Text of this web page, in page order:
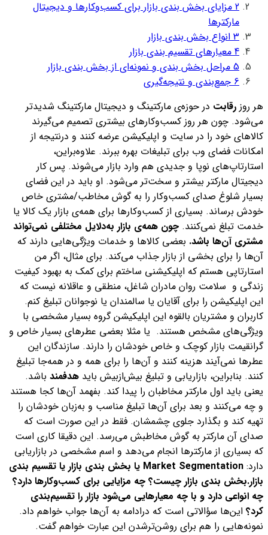
2 مزایای بخش بندی بازار برای کسب‌وکارها و دیجیتال
مارکترها
3 انواع بخش بندی بازار
4 معیارهای تقسیم بندی بازار
5 مراحل بخش بندی و نمونه‌ای از بخش بندی بازار
6 جمع‌بندی و نتیجه‌گیری
هر روز رقابت در حوزه‌ی مارکتینگ و دیجیتال مارکتینگ شدیدتر
می‌شود. چون هر روز کسب‌وکارهای بیشتری تصمیم می‌گیرند
کالاهای خود را در سایت و اپلیکیشن عرضه کنند و درنتیجه از
امکانات فضای وب برای تبلیغات بهره ببرند. علاوه‌براین،
استارتاپ‌‌های نوپا و جدیدی هم وارد بازار می‌شوند. پس کار
دیجیتال مارکتر بیشتر و سخت‌تر می‌شود. او باید در این فضای
بسیار شلوغ صدای کسب‌‌وکار را به گوش مخاطب/مشتری خاص
خودش برساند. بسیاری از کسب‌وکارها برای همه‌ی بازار یک کالا یا
خدمت تبلغ نمی‌کنند. چون همه‌ی بازار به‌دلایل مختلفی نمی‌تواند
مشتری آن‌ها باشد. بعضی کالاها و خدمات ویژگی‌هایی دارند که
آن‌ها را برای بخشی از بازار جذاب می‌کند. برای مثال، اگر من
استارتاپی هستم که اپلیکیشنی ساختم برای کمک به بهبود کیفیت
زندگی و سلامت روان مادران شاغل، منطقی و عاقلانه نیست که
این اپلیکیشن را برای آقایان یا سالمندان یا نوجوانان تبلیغ کنم.
کاربران و مشتریان بالقوه این اپلیکیشن گروه بسیار مشخصی با
ویژگی‌های مشخص هستند. یا مثلا بعضی عطرهای بسیار خاص و
گرانقیمت بازار کوچک و خاص خودشان را دارند. سازندگان این
عطرها نمی‌آیند هزینه کنند و آن‌ها را برای همه و در همه‌جا تبلیغ
کنند. بنابراین، بازاریابی و تبلیغ بیش‌ازبیش باید هدفمند باشد.
یعنی باید اول مارکتر مخاطبان را پیدا کند. بفهمد آن‌ها کجا هستند
و چه می‌کنند و بعد برای آن‌ها تبلیغ مناسب و به‌زبان خودشان را
تهیه کند و بگذارد جلوی چشمشان. فقط در این صورت است که
صدای آن مارکتر به گوش مخاطبش می‌رسد. این دقیقا کاری است
که بسیاری از مارکترها انجام می‌دهد و اسم مشخصی در بازاریابی
دارد:
Market Segmentation یا بخش بندی بازار یا تقسیم بندی
بازار.بخش بندی بازار چیست؟ چه مزایایی برای کسب‌وکارها دارد؟
چه انواعی دارد و با چه معیارهایی می‌شود بازار را تقسیم‌‌بندی
کرد؟ این‌ها سؤالاتی است که درادامه به آن‌ها جواب خواهم داد.
نمونه‌هایی را هم برای روشن‌ترشدن این عبارت خواهم گفت.